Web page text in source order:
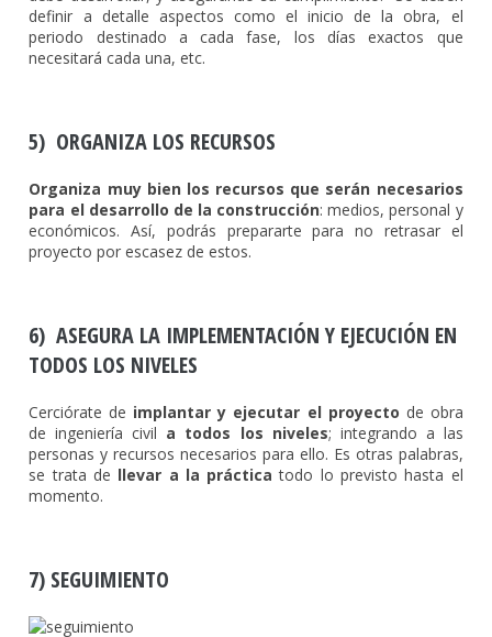
definir a detalle aspectos como el inicio de la obra, el
periodo destinado a cada fase, los días exactos que
necesitará cada una, etc.
5) ORGANIZA LOS RECURSOS
Organiza muy bien los recursos que serán necesarios
para el desarrollo de la construcción: medios, personal y
económicos. Así, podrás prepararte para no retrasar el
proyecto por escasez de estos.
6) ASEGURA LA IMPLEMENTACIÓN Y EJECUCIÓN EN
TODOS LOS NIVELES
Cerciórate de implantar y ejecutar el proyecto de obra
de ingeniería civil a todos los niveles; integrando a las
personas y recursos necesarios para ello. Es otras palabras,
se trata de llevar a la práctica todo lo previsto hasta el
momento.
7) SEGUIMIENTO